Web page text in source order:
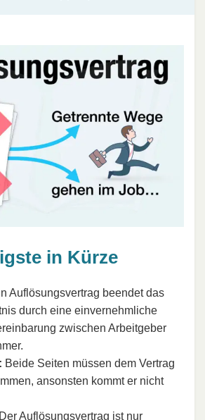
in Kürze
Auflösungsvertrag beendet das
durch eine einvernehmliche
zwischen Arbeitgeber
Beide Seiten müssen dem Vertrag
ansonsten kommt er nicht
Der Auflösungsvertrag ist nur